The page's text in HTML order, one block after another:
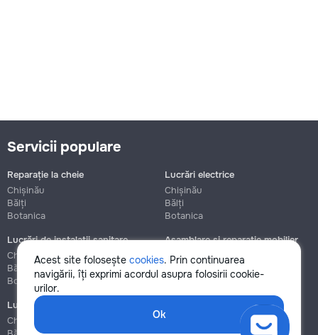
Acest site folosește cookies. Prin continuarea
navigării, îți exprimi acordul asupra folosirii cookie-
urilor.
Ok
Servicii populare
Reparație la cheie
Chișinău
Bălți
Botanica
Lucrări electrice
Chișinău
Bălți
Botanica
Lucrări de instalații sanitare
Chișinău
Bălți
Botanica
Asamblare și reparație mobilier
Chișinău
Botanica
Lucrări de construcție și instalare
Chișinău